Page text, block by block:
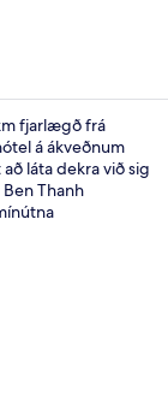
fjarlægð frá
á ákveðnum
láta dekra við sig
Thanh